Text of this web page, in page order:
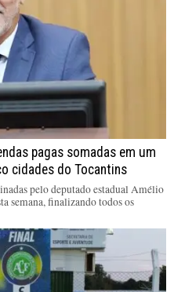
pagas somadas em um
cidades do Tocantins
pelo deputado estadual Amélio
semana, finalizando todos os